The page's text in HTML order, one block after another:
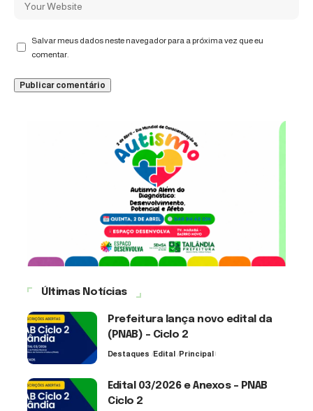
Salvar meus dados neste navegador para a próxima vez que eu
comentar.
Últimas Notícias
Prefeitura lança novo edital da
(PNAB) – Ciclo 2
Destaques Edital Principal
Edital 03/2026 e Anexos – PNAB
Ciclo 2